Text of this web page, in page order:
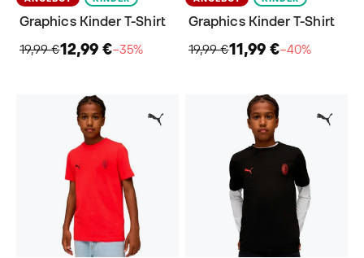
Graphics Kinder T-Shirt
19,99 €12,99 €−35%
Graphics Kinder T-Shirt
19,99 €11,99 €−40%